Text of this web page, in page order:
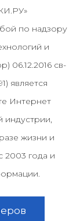
по надзору
и
06.12.2016 св-
является
Интернет
жизни и
2003 года и